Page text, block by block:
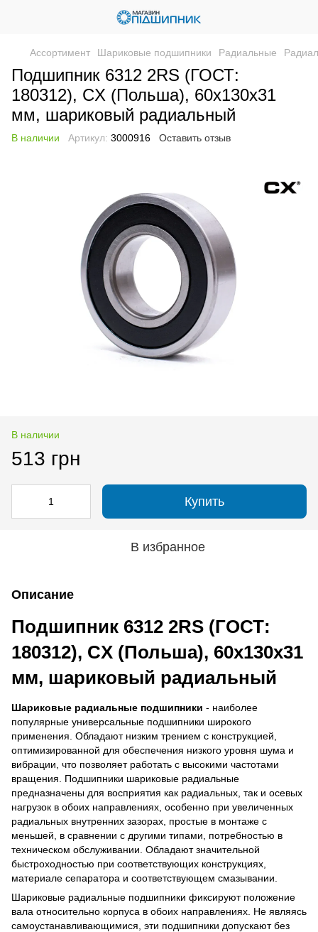
Ассортимент Шариковые подшипники Радиальные
Подшипник 6312 2RS (ГОСТ:
180312), CX (Польша), 60х130х31
мм, шариковый радиальный
В наличии Артикул: 3000916 Оставить отзыв
В наличии
513 грн
Купить
В избранное
Описание
Подшипник 6312 2RS (ГОСТ:
180312), CX (Польша), 60х130х31
мм, шариковый радиальный
Шариковые радиальные подшипники - наиболее
популярные универсальные подшипники широкого
применения. Обладают низким трением с конструкцией,
оптимизированной для обеспечения низкого уровня шума и
вибрации, что позволяет работать с высокими частотами
вращения. Подшипники шариковые радиальные
предназначены для восприятия как радиальных, так и осевых
нагрузок в обоих направлениях, особенно при увеличенных
радиальных внутренних зазорах, простые в монтаже с
меньшей, в сравнении с другими типами, потребностью в
техническом обслуживании. Обладают значительной
быстроходностью при соответствующих конструкциях,
материале сепаратора и соответствующем смазывании.
Шариковые радиальные подшипники фиксируют положение
вала относительно корпуса в обоих направлениях. Не являясь
самоустанавливающимися, эти подшипники допускают без